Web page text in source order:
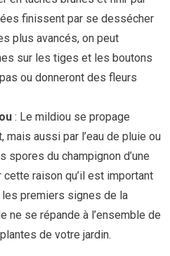
finissent par se dessécher
plus avancés, on peut
sur les tiges et les boutons
ou donneront des fleurs
: Le mildiou se propage
mais aussi par l’eau de pluie ou
spores du champignon d’une
cette raison qu’il est important
premiers signes de la
ne se répande à l’ensemble de
de votre jardin.